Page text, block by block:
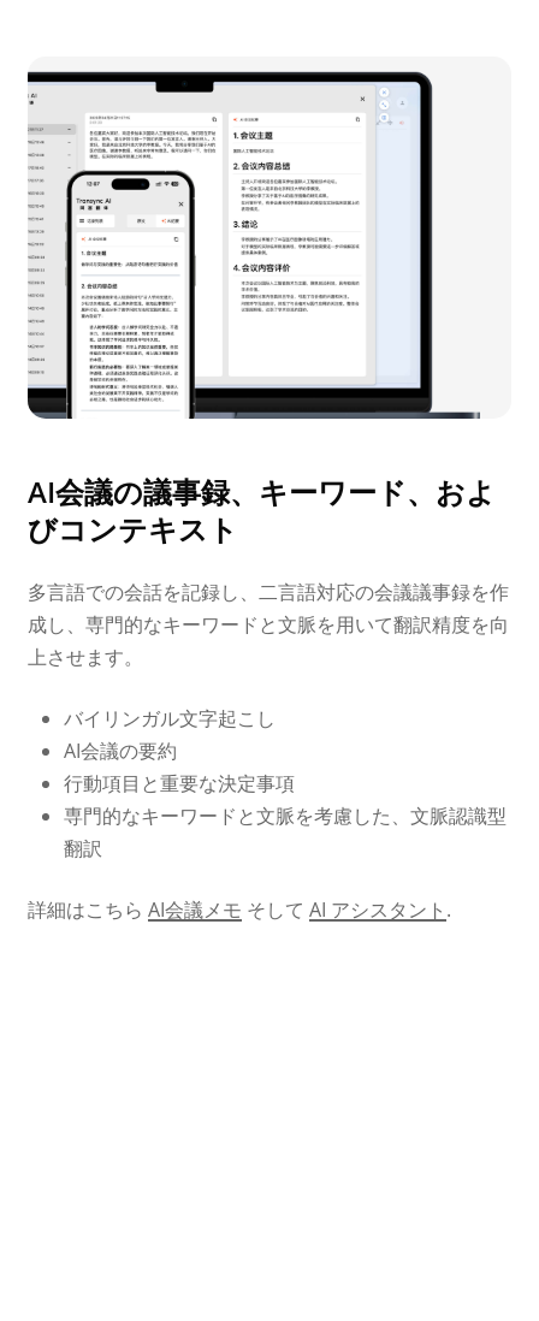
AI会議の議事録、キーワード、およ
びコンテキスト
多言語での会話を記録し、二言語対応の会議議事録を作
成し、専門的なキーワードと文脈を用いて翻訳精度を向
上させます。
バイリンガル文字起こし
AI会議の要約
行動項目と重要な決定事項
専門的なキーワードと文脈を考慮した、文脈認識型
翻訳
詳細はこちら AI会議メモ そして AI アシスタント .